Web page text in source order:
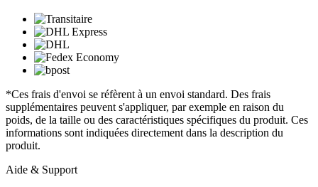
*Ces frais d'envoi se réfèrent à un envoi standard. Des frais
supplémentaires peuvent s'appliquer, par exemple en raison du
poids, de la taille ou des caractéristiques spécifiques du produit. Ces
informations sont indiquées directement dans la description du
produit.
Aide & Support